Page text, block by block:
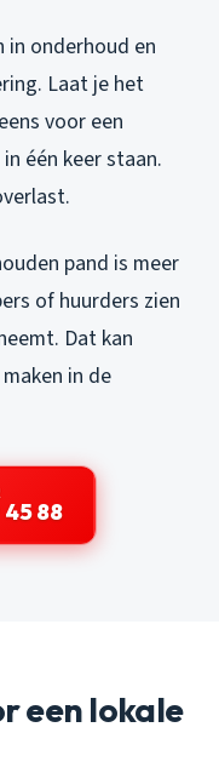
in onderhoud en
Laat je het
voor een
één keer staan.
pand is meer
of huurders zien
Dat kan
in de
45 88
een lokale